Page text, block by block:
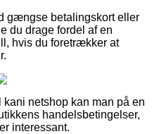
gængse betalingskort eller
du drage fordel af en
hvis du foretrækker at
netshop kan man på en
handelsbetingelser,
interessant.